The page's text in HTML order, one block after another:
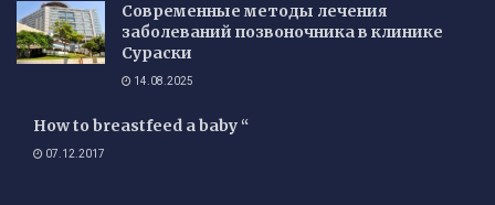
Современные методы лечения
заболеваний позвоночника в клинике
Сураски
14.08.2025
How to breastfeed a baby “
07.12.2017